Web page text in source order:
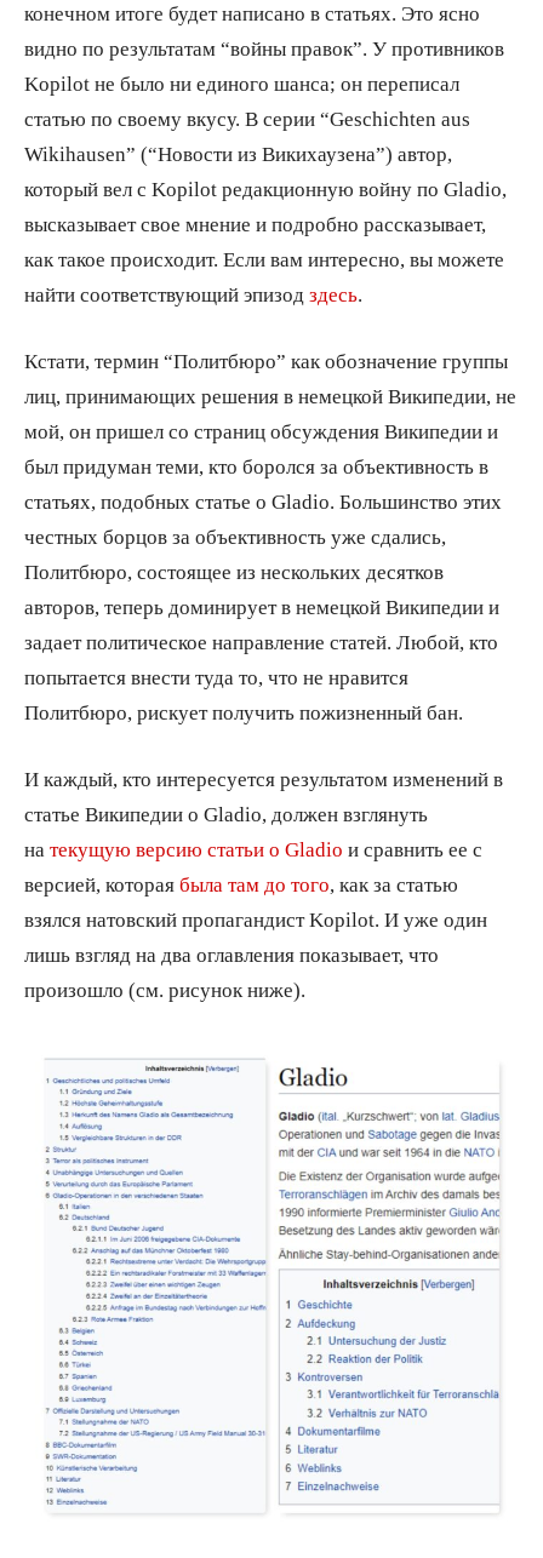
конечном итоге будет написано в статьях. Это ясно
видно по результатам “войны правок”. У противников
Kopilot не было ни единого шанса; он переписал
статью по своему вкусу. В серии “Geschichten aus
Wikihausen” (“Новости из Викихаузена”) автор,
который вел с Kopilot редакционную войну по Gladio,
высказывает свое мнение и подробно рассказывает,
как такое происходит. Если вам интересно, вы можете
найти соответствующий эпизод здесь
Кстати, термин “Политбюро” как обозначение группы
лиц, принимающих решения в немецкой Википедии, не
мой, он пришел со страниц обсуждения Википедии и
был придуман теми, кто боролся за объективность в
статьях, подобных статье о Gladio. Большинство этих
честных борцов за объективность уже сдались,
Политбюро, состоящее из нескольких десятков
авторов, теперь доминирует в немецкой Википедии и
задает политическое направление статей. Любой, кто
попытается внести туда то, что не нравится
Политбюро, рискует получить пожизненный бан.
И каждый, кто интересуется результатом изменений в
статье Википедии о Gladio, должен взглянуть
на текущую версию статьи о Gladio и сравнить ее с
версией, которая была там до того , как за статью
взялся натовский пропагандист Kopilot. И уже один
лишь взгляд на два оглавления показывает, что
произошло (см. рисунок ниже).